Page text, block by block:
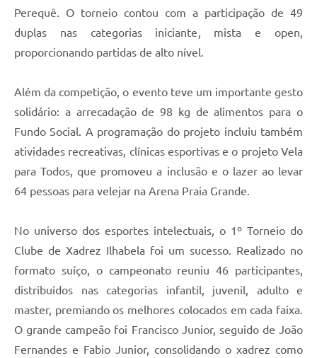
Perequê. O torneio contou com a participação de 49
duplas nas categorias iniciante, mista e open,
proporcionando partidas de alto nível.
Além da competição, o evento teve um importante gesto
solidário: a arrecadação de 98 kg de alimentos para o
Fundo Social. A programação do projeto incluiu também
atividades recreativas, clínicas esportivas e o projeto Vela
para Todos, que promoveu a inclusão e o lazer ao levar
64 pessoas para velejar na Arena Praia Grande.
No universo dos esportes intelectuais, o 1º Torneio do
Clube de Xadrez Ilhabela foi um sucesso. Realizado no
formato suíço, o campeonato reuniu 46 participantes,
distribuídos nas categorias infantil, juvenil, adulto e
master, premiando os melhores colocados em cada faixa.
O grande campeão foi Francisco Junior, seguido de João
Fernandes e Fabio Junior, consolidando o xadrez como